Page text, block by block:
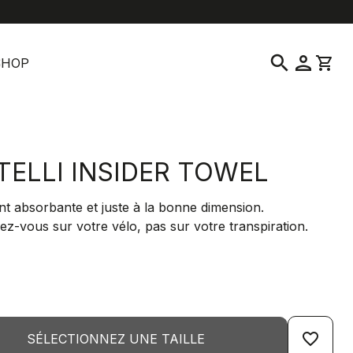
search person shopping_cart
INSIDER TOWEL
absorbante et juste à la bonne dimension.
vous sur votre vélo, pas sur votre transpiration.
SÉLECTIONNEZ UNE TAILLE favorite_border